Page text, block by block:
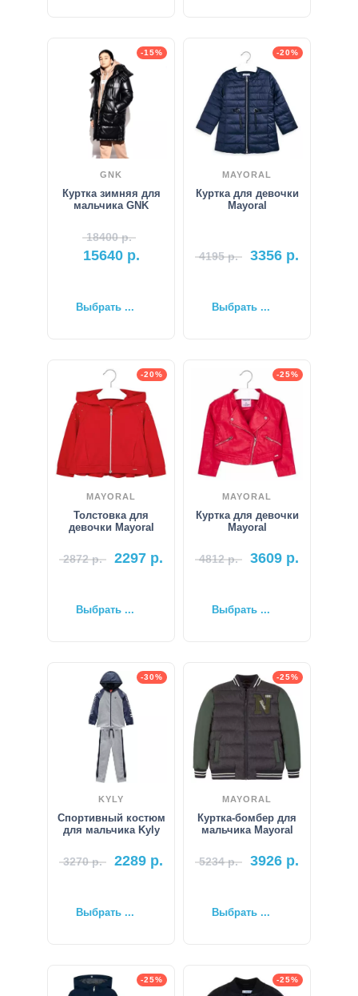
-15%
GNK
Куртка зимняя для
мальчика GNK
18400р.
15640р.
Выбрать ...
-20%
MAYORAL
Куртка для девочки
Mayoral
4195р. 3356 р.
Выбрать ...
-20%
MAYORAL
Толстовка для
девочки Mayoral
2872р. 2297 р.
Выбрать ...
-25%
MAYORAL
Куртка для девочки
Mayoral
4812р. 3609 р.
Выбрать ...
-30%
KYLY
Спортивный костюм
для мальчика Kyly
3270р. 2289 р.
Выбрать ...
-25%
MAYORAL
Куртка-бомбер для
мальчика Mayoral
5234р. 3926 р.
Выбрать ...
-25% -25%